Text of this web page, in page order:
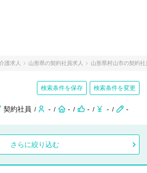
護求人 山形県の契約社員求人 山形県村山市の契約社
検索条件を保存 検索条件を変更
契約社員 - - - - -
さらに絞り込む